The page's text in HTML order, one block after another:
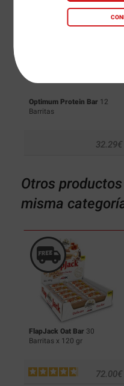
Optimum Protein Bar 12
Barritas
€
32.29
Otros
misma
FlapJack Oat Bar 30
Barritas x 120 gr
€
72.00